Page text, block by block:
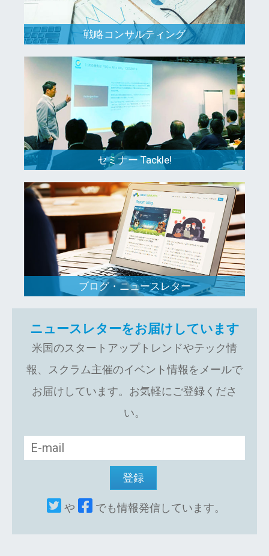
戦略コンサルティング
セミナー Tackle!
ブログ・ニュースレター
ニュースレターをお届けしています
米国のスタートアップトレンドやテック情
報、スクラム主催のイベント情報をメールで
お届けしています。お気軽にご登録くださ
い。
や でも情報発信しています。